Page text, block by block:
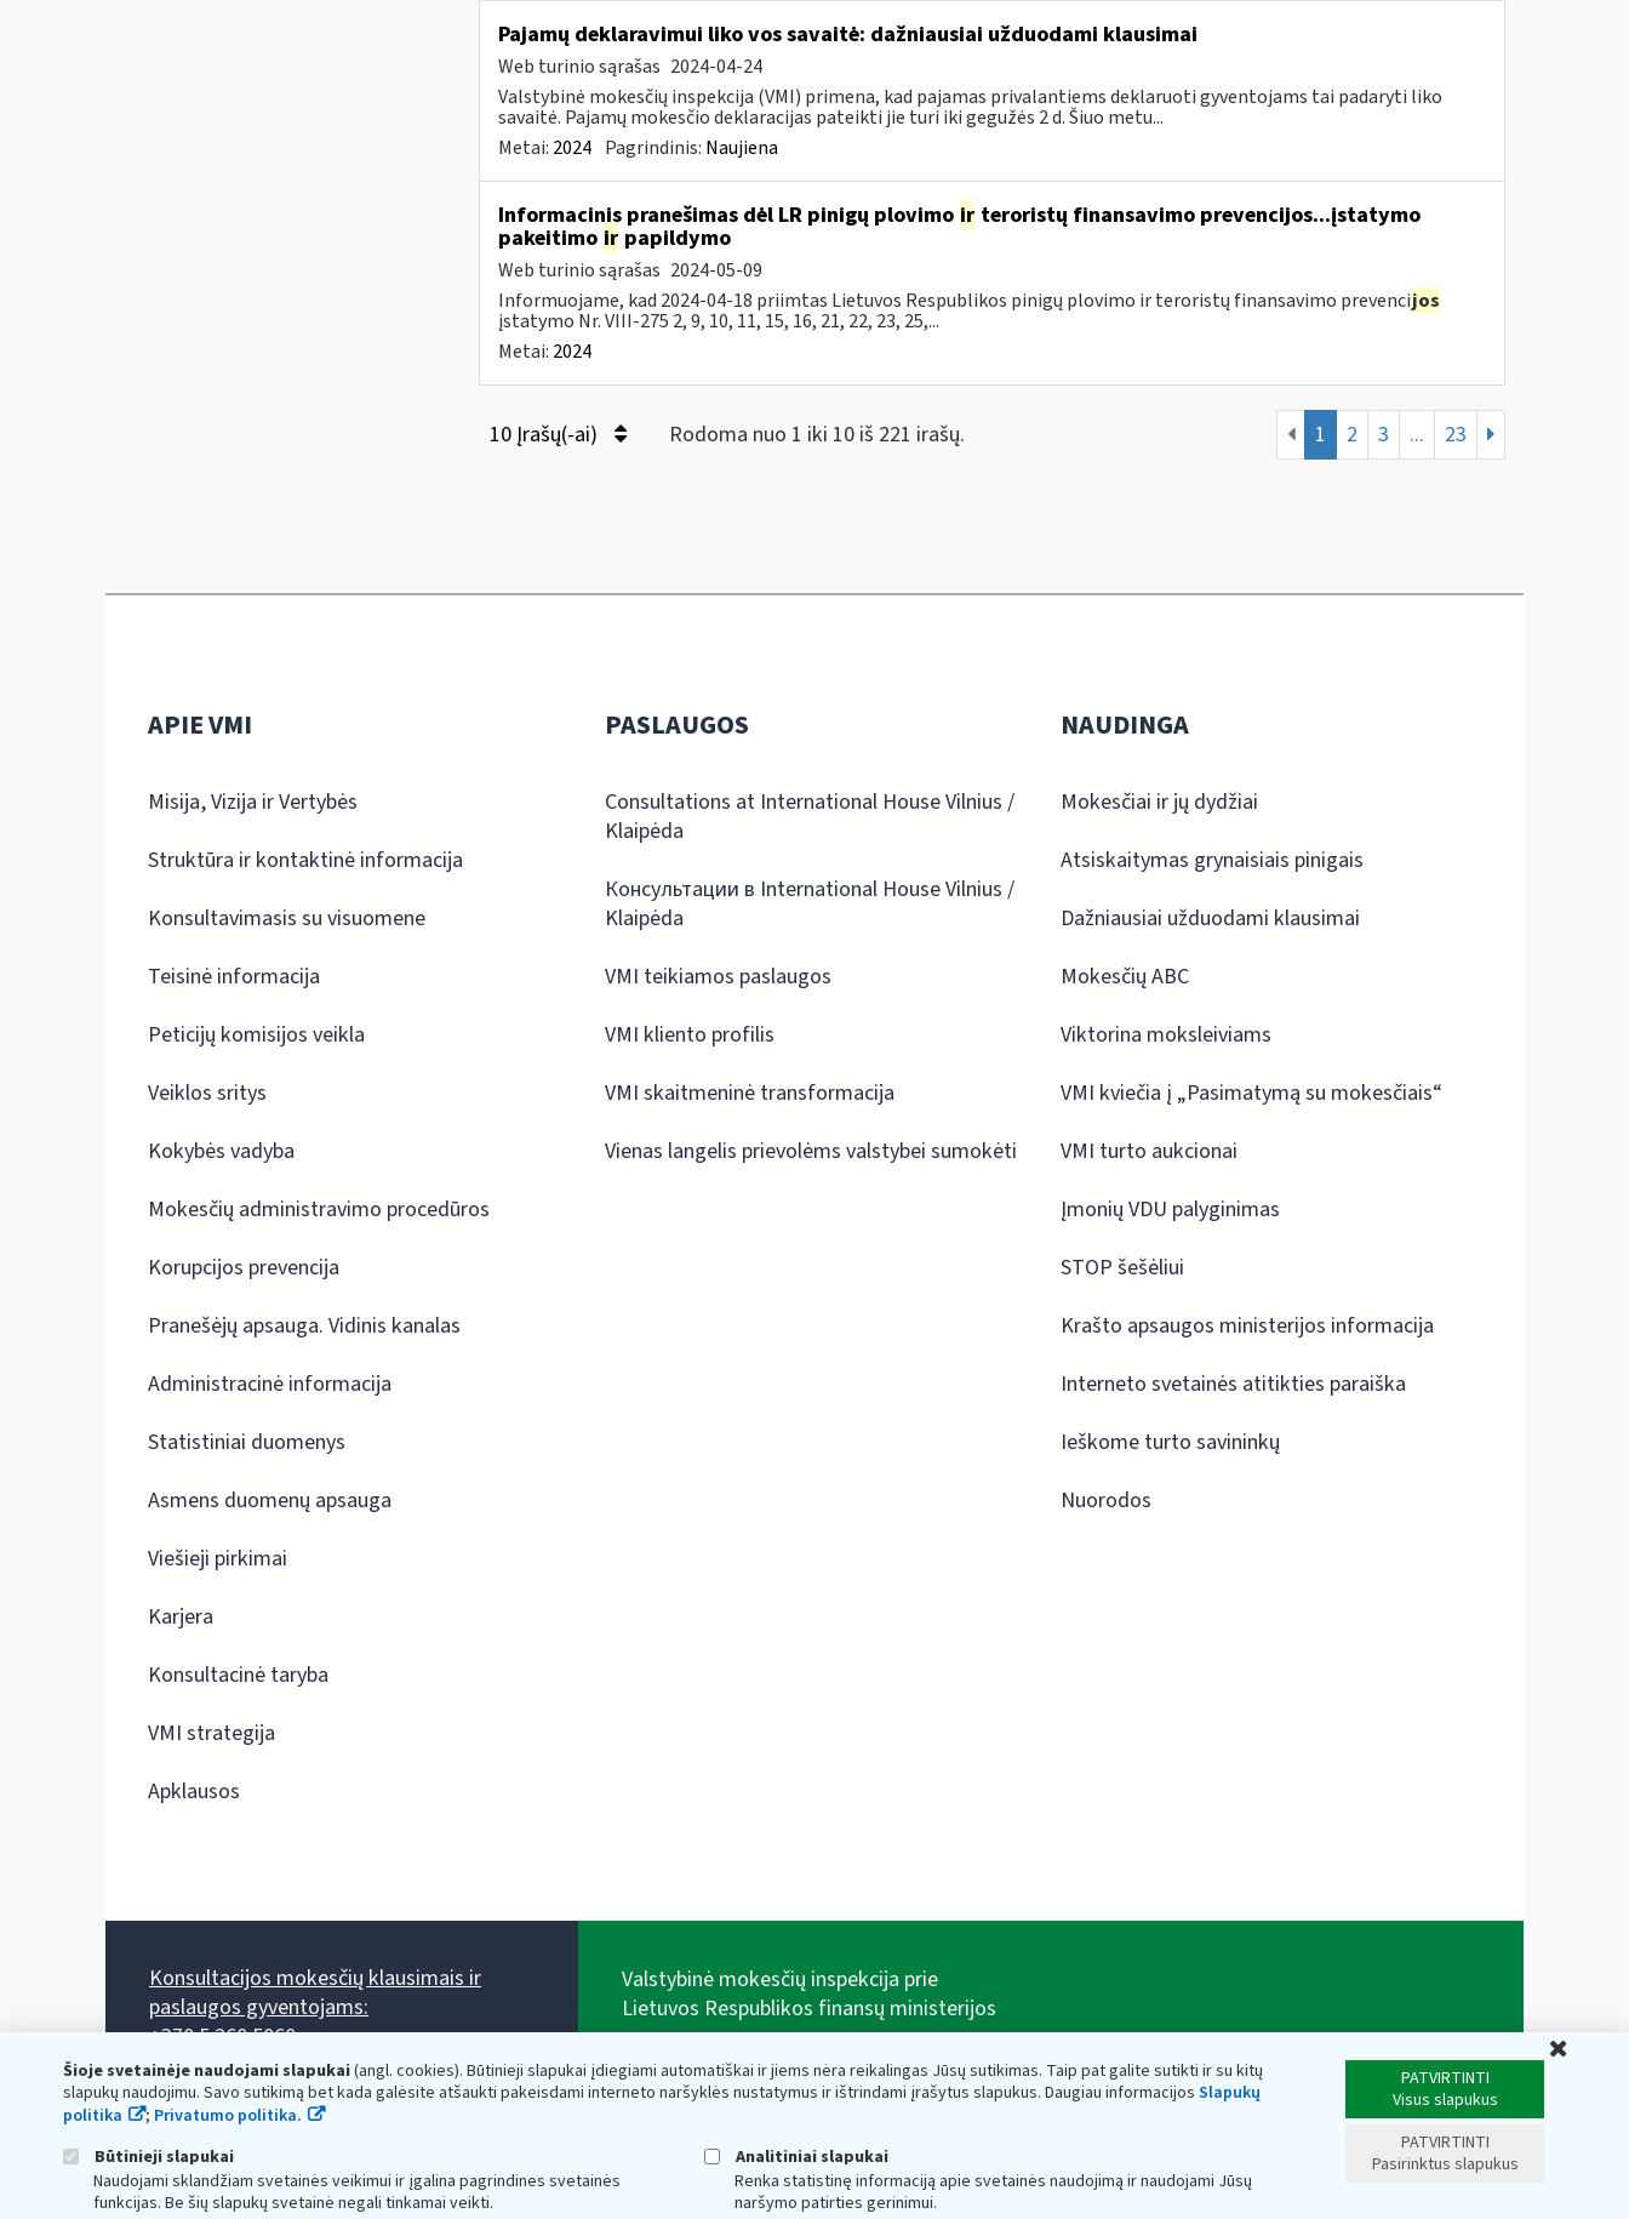
Pajamų deklaravimui liko vos savaitė: dažniausiai užduodami klausimai
Web turinio sąrašas 2024-04-24
Valstybinė mokesčių inspekcija (VMI) primena, kad pajamas privalantiems deklaruoti gyventojams tai padaryti liko
savaitė. Pajamų mokesčio deklaracijas pateikti jie turi iki gegužės 2 d. Šiuo metu...
Metai: 2024 Pagrindinis: Naujiena
Informacinis pranešimas dėl LR pinigų plovimo irteroristų finansavimo prevencijos...įstatymo
pakeitimo irpapildymo
Web turinio sąrašas 2024-05-09
Informuojame, kad 2024-04-18 priimtas Lietuvos Respublikos pinigų plovimo ir teroristų finansavimo prevencijos
įstatymo Nr. VIII-275 2, 9, 10, 11, 15, 16, 21, 22, 23, 25,...
Metai: 2024
10 Įrašų(-ai) Rodoma nuo 1 iki 10 iš 221 irašų. 1 2 3 ... 23
Šioje svetainėje naudojami slapukai(angl. cookies). Būtinieji slapukai įdiegiami automatiškai ir jiems nėra reikalingas Jūsų sutikimas. Taip pat galite sutikti ir su kitų
slapukų naudojimu. Savo sutikimą bet kada galėsite atšaukti pakeisdami interneto naršyklės nustatymus ir ištrindami įrašytus slapukus. Daugiau informacijos Slapukų
politika
; Privatumo politika.
Būtinieji slapukai
Naudojami sklandžiam svetainės veikimui ir įgalina pagrindines svetainės
funkcijas. Be šių slapukų svetainė negali tinkamai veikti.
Analitiniai slapukai
Renka statistinę informaciją apie svetainės naudojimą ir naudojami Jūsų
naršymo patirties gerinimui.
PATVIRTINTI
Visus slapukus
PATVIRTINTI
Pasirinktus slapukus
APIE VMI
Misija, Vizija ir Vertybės
Struktūra ir kontaktinė informacija
Konsultavimasis su visuomene
Teisinė informacija
Peticijų komisijos veikla
Veiklos sritys
Kokybės vadyba
Mokesčių administravimo procedūros
Korupcijos prevencija
Pranešėjų apsauga. Vidinis kanalas
Administracinė informacija
Statistiniai duomenys
Asmens duomenų apsauga
Viešieji pirkimai
Karjera
Konsultacinė taryba
VMI strategija
Apklausos
PASLAUGOS
Consultations at International House Vilnius /
Klaipėda
Консультации в International House Vilnius /
Klaipėda
VMI teikiamos paslaugos
VMI kliento profilis
VMI skaitmeninė transformacija
Vienas langelis prievolėms valstybei sumokėti
NAUDINGA
Mokesčiai ir jų dydžiai
Atsiskaitymas grynaisiais pinigais
Dažniausiai užduodami klausimai
Mokesčių ABC
Viktorina moksleiviams
VMI kviečia į „Pasimatymą su mokesčiais“
VMI turto aukcionai
Įmonių VDU palyginimas
STOP šešėliui
Krašto apsaugos ministerijos informacija
Interneto svetainės atitikties paraiška
Ieškome turto savininkų
Nuorodos
Konsultacijos mokesčių klausimais ir
paslaugos gyventojams:
+370 5 260 5060
Darbo laikas: I-IV 8.00-17.00, V 8.00-15.45.
Prieššventinę dieną - viena valanda trumpiau.
Kiekvieno mėnesio antrą penktadienį 8.00 val. - 12.00 val.
Mano VMI
Valstybinė mokesčių inspekcija prie
Lietuvos Respublikos finansų ministerijos
adresas: Vasario 16-osios g. 14, 01107 Vilnius, Lietuva,
el.paštas:vmi@vmi.lt, E. pristatymo dėžutės adresas
Lietuvos Respublikos finansų ministerijos kaupiami ir
saugomi Juridinių asmenų registre